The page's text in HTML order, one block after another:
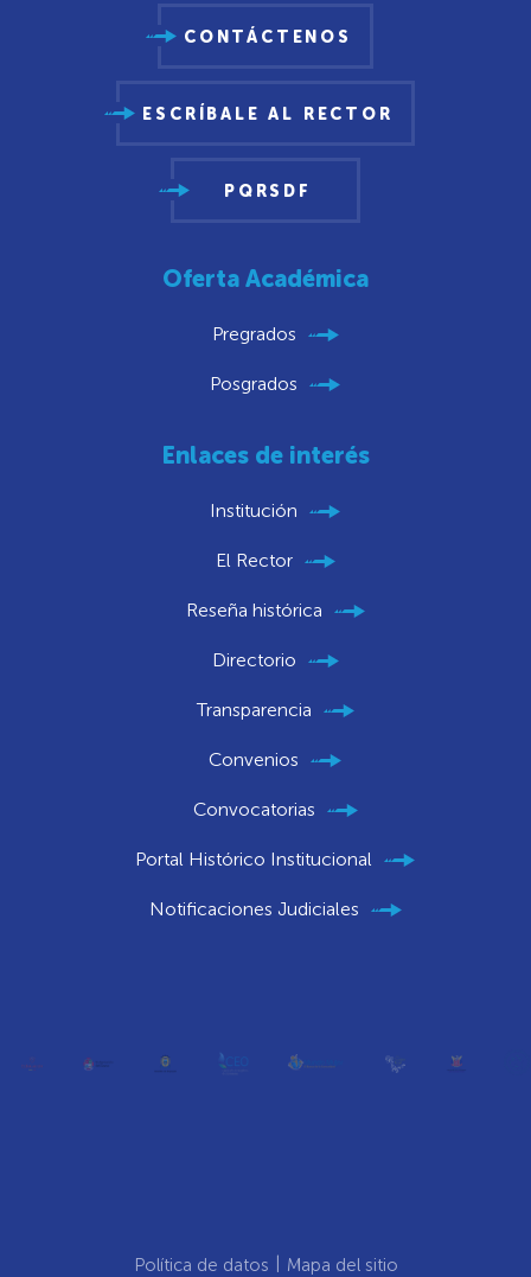
CONTÁCTENOS
ESCRÍBALE AL RECTOR
PQRSDF
Oferta Académica
Pregrados
Posgrados
Enlaces de interés
Institución
El Rector
Reseña histórica
Directorio
Transparencia
Convenios
Convocatorias
Portal Histórico Institucional
Notificaciones Judiciales
Política de datos Mapa del sitio